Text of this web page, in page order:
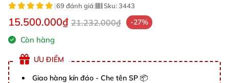
|69 đánh giá| Sku:3443
15.500.000₫ 21.232.000₫ -27%
Còn hàng
ƯU ĐIỂM
Giao hàng kín đáo - Che tên SP 📦